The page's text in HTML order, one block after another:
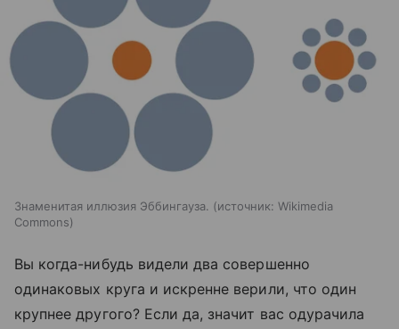
Знаменитая иллюзия Эббингауза. источник: Wikimedia
Commons
Вы когда-нибудь видели два совершенно
одинаковых круга и искренне верили, что один
крупнее другого? Если да, значит вас одурачила